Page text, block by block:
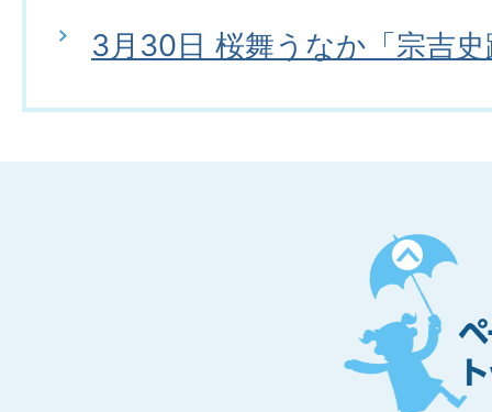
3月30日 桜舞うなか「宗吉
ペ
ー
ジ